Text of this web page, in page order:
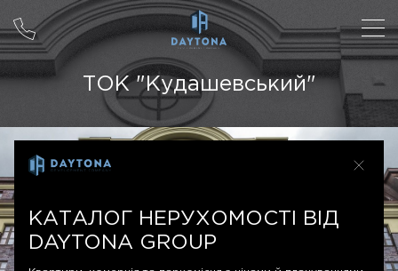
ТОК "Кудашевський"
КАТАЛОГ НЕРУХОМОСТІ ВІД
DAYTONA GROUP